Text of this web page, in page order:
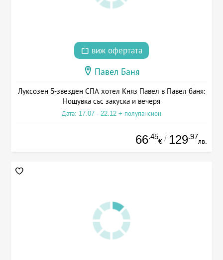
виж офертата
Павел Баня
Луксозен 5-звезден СПА хотел Княз Павел в Павел баня:
Нощувка със закуска и вечеря
Дата: 17.07 - 22.12 + полупансион
66.45
€ / 129.97
лв.